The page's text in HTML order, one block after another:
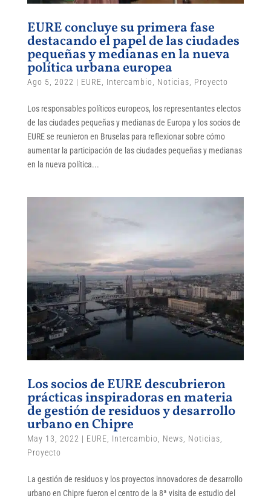
EURE concluye su primera fase
destacando el papel de las ciudades
pequeñas y medianas en la nueva
política urbana europea
Ago 5, 2022 | EURE Intercambio Noticias Proyecto
Los responsables políticos europeos, los representantes electos
de las ciudades pequeñas y medianas de Europa y los socios de
EURE se reunieron en Bruselas para reflexionar sobre cómo
aumentar la participación de las ciudades pequeñas y medianas
en la nueva política...
Los socios de EURE descubrieron
prácticas inspiradoras en materia
de gestión de residuos y desarrollo
urbano en Chipre
May 13, 2022 | EURE Intercambio News Noticias
Proyecto
La gestión de residuos y los proyectos innovadores de desarrollo
urbano en Chipre fueron el centro de la 8ª visita de estudio del